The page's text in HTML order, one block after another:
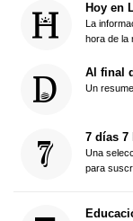
Hoy en
La
hora de la
Al final
Un
7 días 7
Una
para